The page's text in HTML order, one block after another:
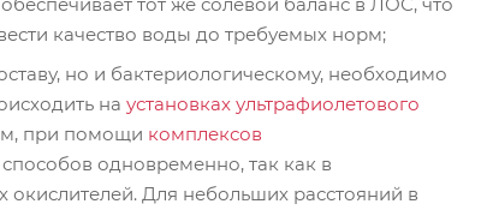
качество воды до требуемых норм;
но и бактериологическому, необходимо
на установках ультрафиолетового
при помощи комплексов
одновременно, так как в
Для небольших расстояний в